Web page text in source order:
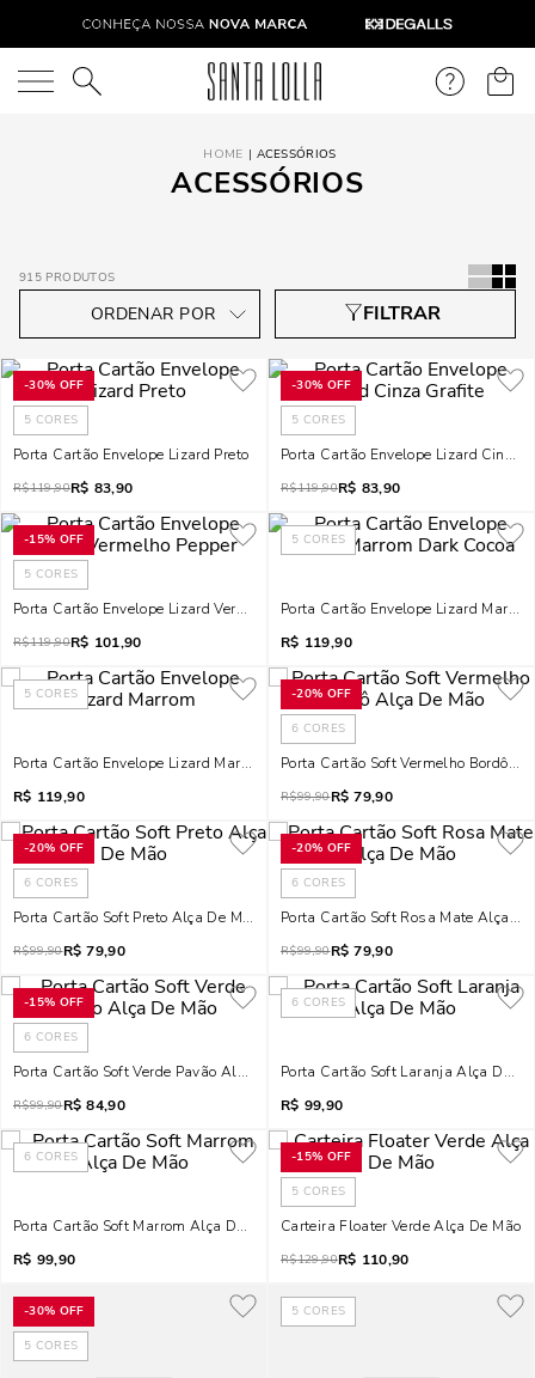
O que você está procurando?
ACESSÓRIOS
ACESSÓRIOS
915 PRODUTOS
-30% OFF
5 CORES
Porta Cartão Envelope Lizard Preto
R$119,90R$ 83,90
-30% OFF
5 CORES
Porta Cartão Envelope Lizard Cinza
R$119,90R$ 83,90
-15% OFF
5 CORES
Porta Cartão Envelope Lizard Vermelho Pepper
R$119,90R$ 101,90
5 CORES
Porta Cartão Envelope Lizard
R$ 119,90
5 CORES
Porta Cartão Envelope Lizard Marrom
R$ 119,90
-20% OFF
6 CORES
Porta Cartão Soft Vermelho Bordô
R$99,90R$ 79,90
-20% OFF
6 CORES
Porta Cartão Soft Preto Alça De Mão
R$99,90R$ 79,90
-20% OFF
6 CORES
Porta Cartão Soft Rosa Mate Alça De
R$99,90R$ 79,90
-15% OFF
6 CORES
Porta Cartão Soft Verde Pavão Alça De Mão
R$99,90R$ 84,90
6 CORES
Porta Cartão Soft Laranja Alça De
R$ 99,90
6 CORES
Porta Cartão Soft Marrom Alça De Mão
R$ 99,90
-15% OFF
5 CORES
Carteira Floater Verde Alça De Mão
R$129,90R$ 110,90
-30% OFF
5 CORES
5 CORES